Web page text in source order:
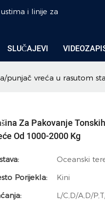
i linije za
SLUČAJEVI
punjač vreća u rasutom
Za Pakovanje
Od 1000-2000 Kg
Oceanski
Porijekla:
Kini
L/C,D/A,D/